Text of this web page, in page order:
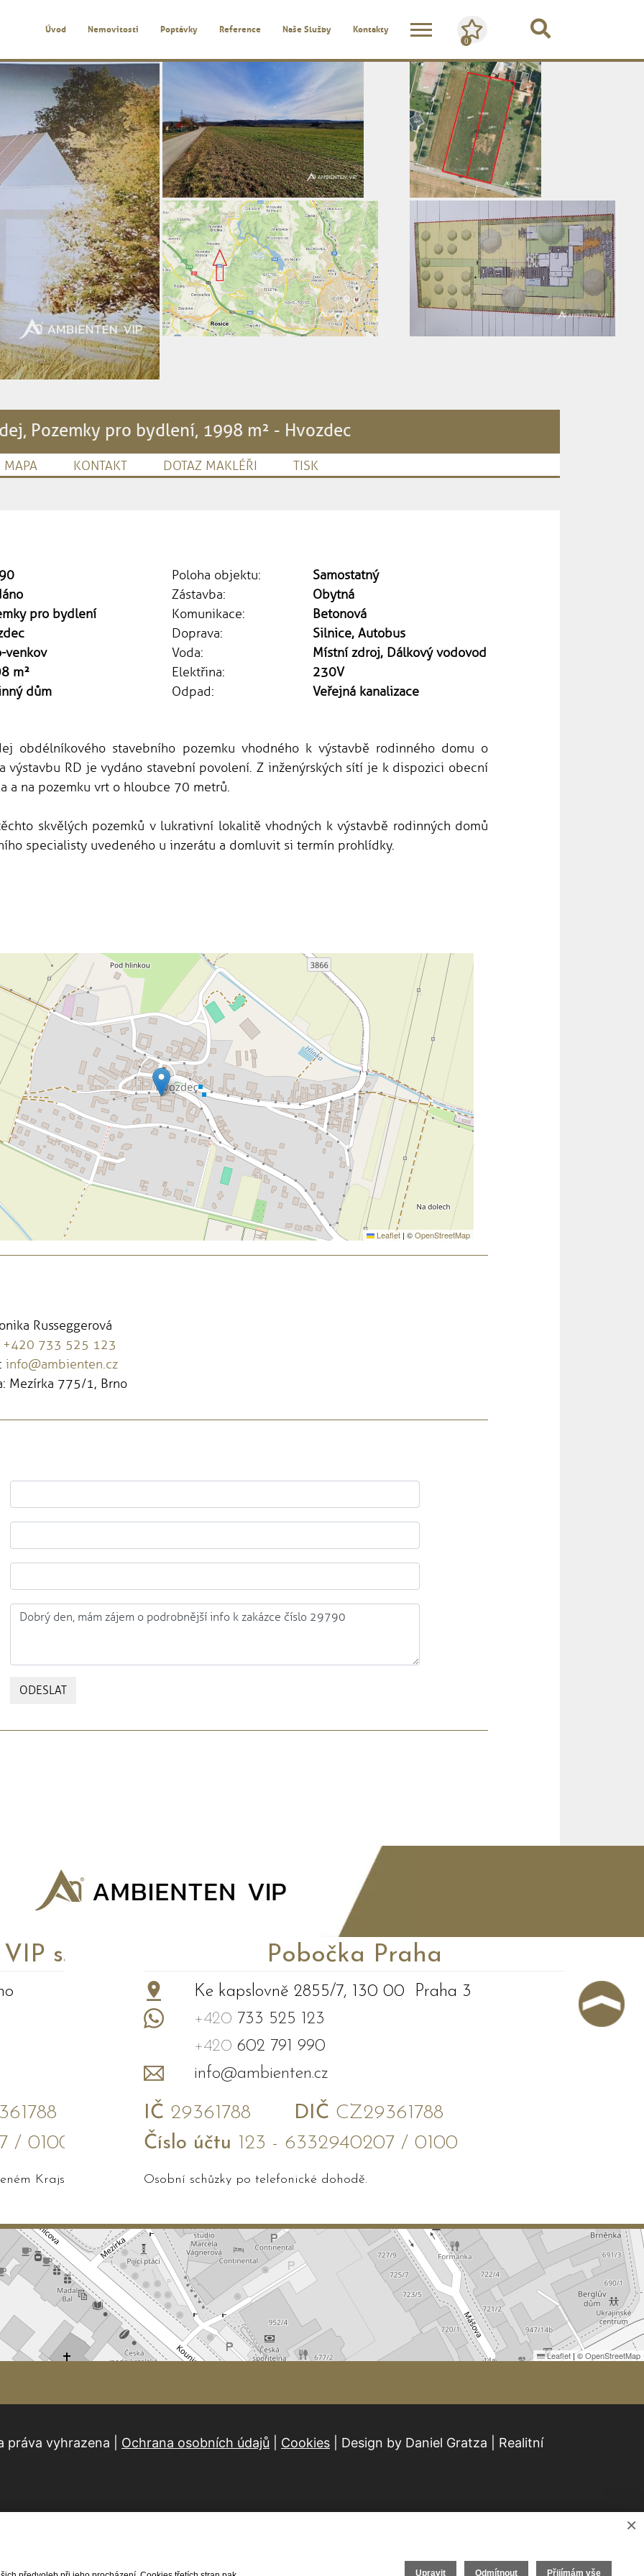
Úvod Nemovitosti Poptávky Reference Naše Služby Kontakty
0
Pozemky pro bydlení, 1998 m² - Hvozdec
MAPA KONTAKT DOTAZ MAKLÉŘI TISK
pro bydlení
venkov
m²
dům
Poloha objektu:
Samostatný
Zástavba:
Obytná
Komunikace:
Betonová
Doprava:
Silnice, Autobus
Voda:
Místní zdroj, Dálkový vodovod
Elektřina:
230V
Odpad:
Veřejná kanalizace
obdélníkového stavebního pozemku vhodného k výstavbě rodinného domu o
výstavbu RD je vydáno stavební povolení. Z inženýrských sítí je k dispozici obecní
a na pozemku vrt o hloubce 70 metrů.
skvělých pozemků v lukrativní lokalitě vhodných k výstavbě rodinných domů
specialisty uvedeného u inzerátu a domluvit si termín prohlídky.
Leaflet | ©OpenStreetMap
Russeggerová
+420 733 525 123
info@ambienten.cz
Mezírka 775/1, Brno
ODESLAT
Leaflet |©OpenStreetMap
s.r.o.
/ 0100
Krajským soudem v Brně
Pobočka Praha
Ke kapslovně 2855/7, 130 00 Praha 3
+420 733 525 123
+420 602 791 990
info@ambienten.cz
IČ 29361788 DIČ CZ29361788
Číslo účtu 123 - 6332940207 / 0100
Osobní schůzky po telefonické dohodě.
práva vyhrazena | Ochrana osobních údajů Cookies | Design by Daniel Gratza | Realitní
×
Upravit Odmítnout Přijímám vše